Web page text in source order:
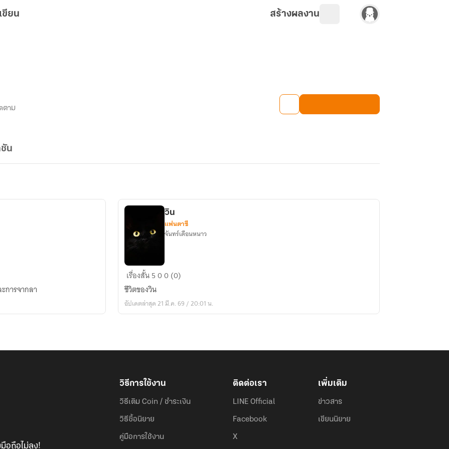
ขียน สร้างผลงาน
ตาม
น
การจากลา
วิน
วิน
แฟนตาซี
จันทร์เดือนหนาว
เรื่องสั้น500 (0)
ชีวิตของวิน
อัปเดตล่าสุด 21 มี.ค. 69 / 20:01 น.
อถือไม่ลง!
วิธีการใช้งาน
วิธีเติม Coin / ชำระเงิน
วิธีซื้อนิยาย
คู่มือการใช้งาน
ติดต่อเรา
LINE Official
Facebook
X
เพิ่มเติม
ข่าวสาร
เขียนนิยาย